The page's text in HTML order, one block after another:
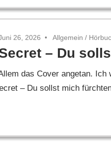
26, 2026 Allgemein /
– Du
das Cover angetan.
– Du sollst mich